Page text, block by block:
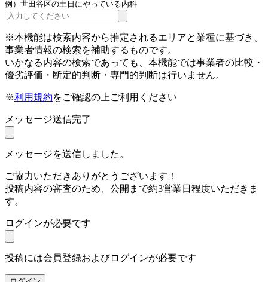
例）世田谷区の土日にやっている内科
※本機能は検索内容から推定されるエリアと業種に基づき、
事業者情報の検索を補助するものです。
いかなる内容の検索であっても、本機能では事業者の比較・
優劣評価・断定的判断・専門的判断は行いません。
※利用規約をご確認の上ご利用ください
メッセージ送信完了
メッセージを送信しました。
ご協力いただきありがとうございます！
投稿内容の審査のため、公開まで約3営業日程度いただきま
す。
ログインが必要です
投稿には会員登録およびログインが必要です